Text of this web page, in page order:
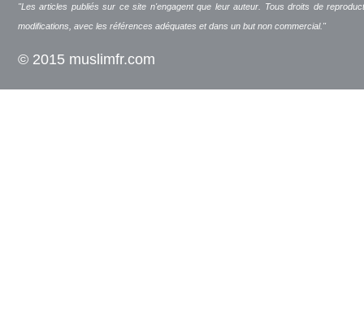
"Les articles publiés sur ce site n'engagent que leur auteur. Tous droits de
modifications, avec les références adéquates et dans un but non commercial."
© 2015 muslimfr.com